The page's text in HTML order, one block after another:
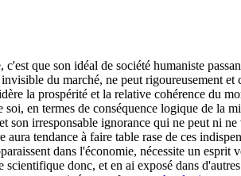
que son idéal de société humaniste
du marché, ne peut rigoureusement
la prospérité et la relative cohérence du
en termes de conséquence logique de la
son irresponsable ignorance qui ne peut ni
tendance à faire table rase de ces
dans l'économie, nécessite un
donc, et en ai exposé dans